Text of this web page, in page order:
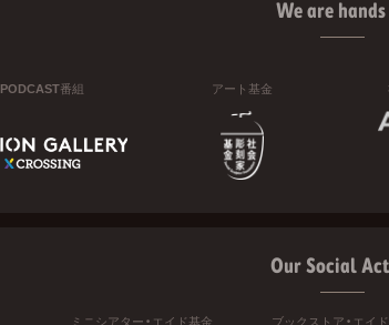
We are
PODCAST番組 アート基金
Our Social